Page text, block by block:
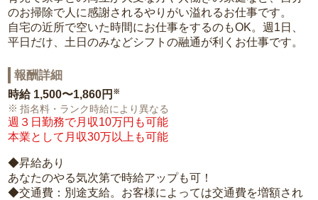
のお掃除で人に感謝されるやりがい溢れるお仕事です。
自宅の近所で空いた時間にお仕事をするのもOK。週1日、
平日だけ、土日のみなどシフトの融通が利くお仕事です。
報酬詳細
時給 1,500〜1,860円 ※
指名料・ランク時給により異なる
週３日勤務で月収10万円も可能
本業として月収30万以上も可能
◆昇給あり
あなたのやる気次第で時給アップも可！
◆交通費：別途支給。お客様によっては交通費を増額され